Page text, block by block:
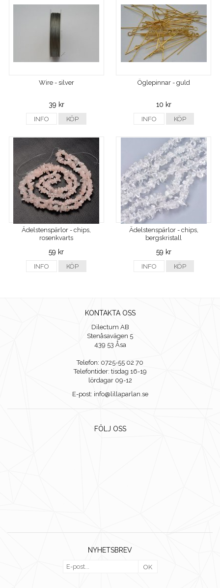
Wire - silver
39 kr
INFO KÖP
Öglepinnar - guld
10 kr
INFO KÖP
Ädelstenspärlor - chips,
rosenkvarts
59 kr
INFO KÖP
Ädelstenspärlor - chips,
bergskristall
59 kr
INFO KÖP
KONTAKTA OSS
Dilectum AB
Stenåsavägen 5
439 53 Åsa
Telefon: 0725-55 02 70
Telefontider: tisdag 16-19
lördagar 09-12
E-post: info@lillaparlan.se
FÖLJ OSS
NYHETSBREV
OK